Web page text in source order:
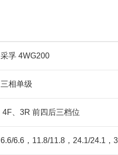
采孚 4WG200
三相单级
4F、3R 前四后三档位
6.6/6.6，11.8/11.8，24.1/24.1，